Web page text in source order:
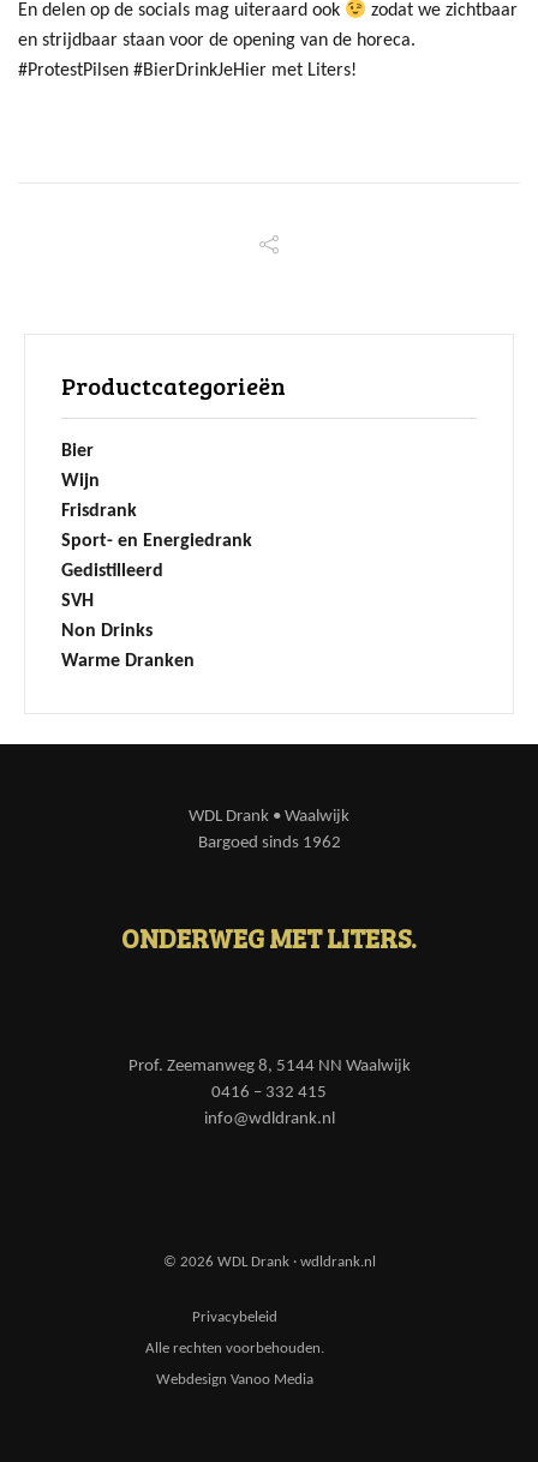
En delen op de socials mag uiteraard ook
zodat we zichtbaar
en strijdbaar staan voor de opening van de horeca.
#ProtestPilsen #BierDrinkJeHier met Liters!
Productcategorieën
Bier
Wijn
Frisdrank
Sport- en Energiedrank
Gedistilleerd
SVH
Non Drinks
Warme Dranken
WDL Drank • Waalwijk
Bargoed sinds 1962
ONDERWEG MET LITERS.
Prof. Zeemanweg 8, 5144 NN Waalwijk
0416 – 332 415
info@wdldrank.nl
© 2026 WDL Drank · wdldrank.nl
Privacybeleid
Alle rechten voorbehouden.
Webdesign Vanoo Media